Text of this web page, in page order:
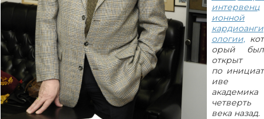
интервенц
ионной
кардиоанги
ологии, кот
орый был
открыт
по инициат
иве
академика
четверть
века назад.